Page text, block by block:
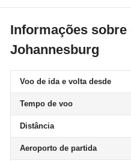
Informações
Johannesburg
Voo de ida e volta desde
Tempo de voo
Distância
Aeroporto de partida